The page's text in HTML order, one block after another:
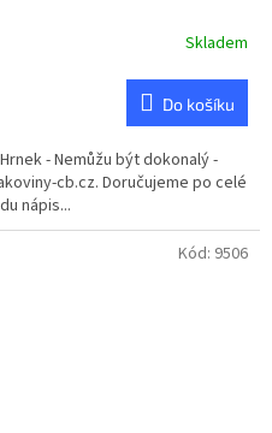
Skladem
Do košíku
- Nemůžu být dokonalý -
cb.cz. Doručujeme po celé
nápis...
Kód: 9506